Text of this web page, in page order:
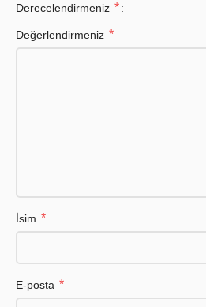
Derecelendirmeniz *
Değerlendirmeniz *
İsim *
E-posta *